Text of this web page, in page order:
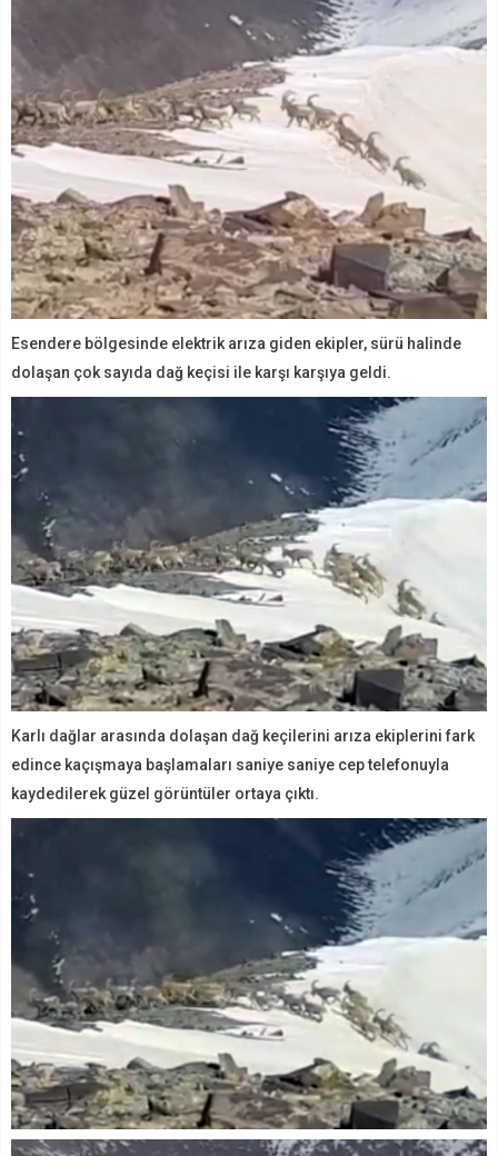
Esendere bölgesinde elektrik arıza giden ekipler, sürü halinde
dolaşan çok sayıda dağ keçisi ile karşı karşıya geldi.
Karlı dağlar arasında dolaşan dağ keçilerini arıza ekiplerini fark
edince kaçışmaya başlamaları saniye saniye cep telefonuyla
kaydedilerek güzel görüntüler ortaya çıktı.